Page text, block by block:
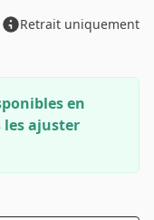
Retrait uniquement
en
ajuster